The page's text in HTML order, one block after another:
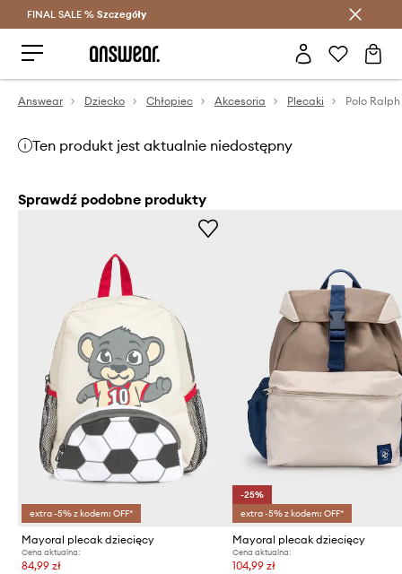
Oszczędzaj z Answear Club >
FINAL SALE % Szczegóły
Answear Dziecko Chłopiec Akcesoria Plecaki
Ten produkt jest aktualnie niedostępny
Sprawdź podobne produkty
extra -5% z kodem: OFF*
Mayoral plecak dziecięcy
Cena aktualna:
84,99 zł
-25%
extra -5% z kodem: OFF*
Mayoral plecak dziecięcy
Cena aktualna:
104,99 zł